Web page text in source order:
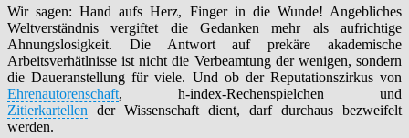
Wir sagen: Hand aufs Herz, Finger in die Wunde! Angebliches
Weltverständnis vergiftet die Gedanken mehr als aufrichtige
Ahnungslosigkeit. Die Antwort auf prekäre akademische
Arbeitsverhätlnisse ist nicht die Verbeamtung der wenigen, sondern
die Daueranstellung für viele. Und ob der Reputationszirkus von
Ehrenautorenschaft, h-index-Rechenspielchen und
Zitierkartellen der Wissenschaft dient, darf durchaus bezweifelt
werden.